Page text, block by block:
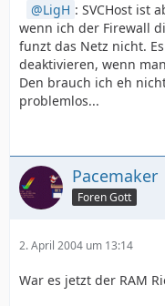
LigH : SVCHost ist
wenn ich der Firewall
funzt das Netz nicht.
deaktivieren, wenn
Den brauch ich eh
problemlos...
Pacemaker
Foren Gott
2. April 2004 um 13:14
War es jetzt der RAM